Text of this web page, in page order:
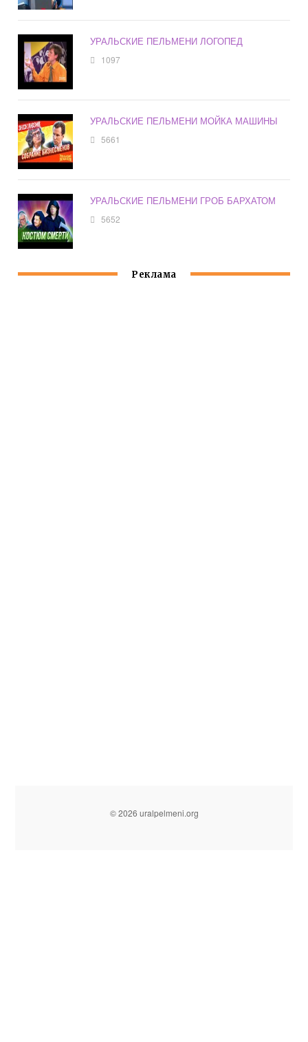
УРАЛЬСКИЕ ПЕЛЬМЕНИ ЛОГОПЕД
1097
УРАЛЬСКИЕ ПЕЛЬМЕНИ МОЙКА МАШИНЫ
5661
УРАЛЬСКИЕ ПЕЛЬМЕНИ ГРОБ БАРХАТОМ
5652
Реклама
© 2026 uralpelmeni.org